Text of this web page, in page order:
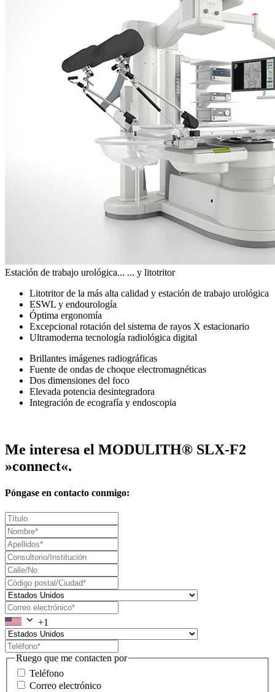
Estación de trabajo urológica... ... y litotritor
Litotritor de la más alta calidad y estación de trabajo urológica
ESWL y endourología
Óptima ergonomía
Excepcional rotación del sistema de rayos X estacionario
Ultramoderna tecnología radiológica digital
Brillantes imágenes radiográficas
Fuente de ondas de choque electromagnéticas
Dos dimensiones del foco
Elevada potencia desintegradora
Integración de ecografía y endoscopia
Me interesa el MODULITH® SLX-F2
»connect«.
Póngase en contacto conmigo:
+1
Ruego que me contacten por
Teléfono
Correo electrónico